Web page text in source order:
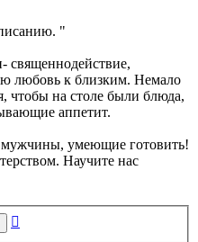
"
священнодействие,
любовь к близким. Немало
чтобы на столе были блюда,
аппетит.
умеющие готовить!
Научите нас
Поиск